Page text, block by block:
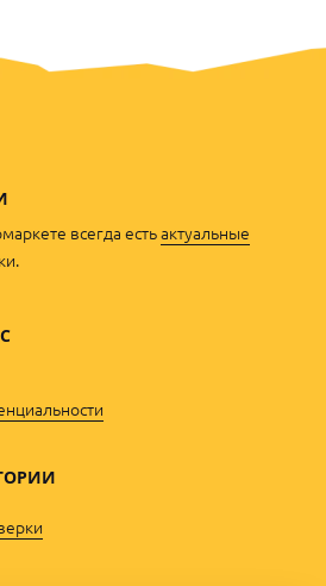
всегда естьактуальные